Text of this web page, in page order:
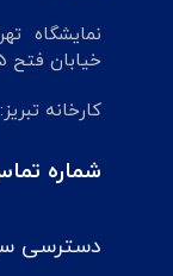
نمایشگاه
خیابان فتح 5
کارخانه
شماره
دسترسی